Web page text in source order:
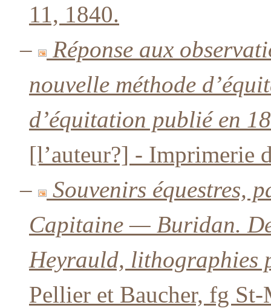
11, 1840.
–
Réponse aux
nouvelle méthode
d’équitation publié en
[l’auteur?] - Imprimerie
–
Souvenirs équestres,
Capitaine — Buridan.
Heyrauld, lithographies
Pellier et Baucher, fg